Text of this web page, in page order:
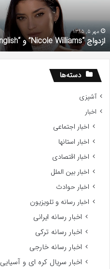
مهر 5, 1395
ازدواج “Nicole Williams” و “Larry English”
دسته‌ها
آشپزی
اخبار
اخبار اجتماعی
اخبار استانها
اخبار اقتصادی
اخبار بین الملل
اخبار حوادث
اخبار رسانه و تلویزیون
اخبار رسانه ایرانی
اخبار رسانه ترکی
اخبار رسانه خارجی
اخبار سریال کره ای و آسیایی